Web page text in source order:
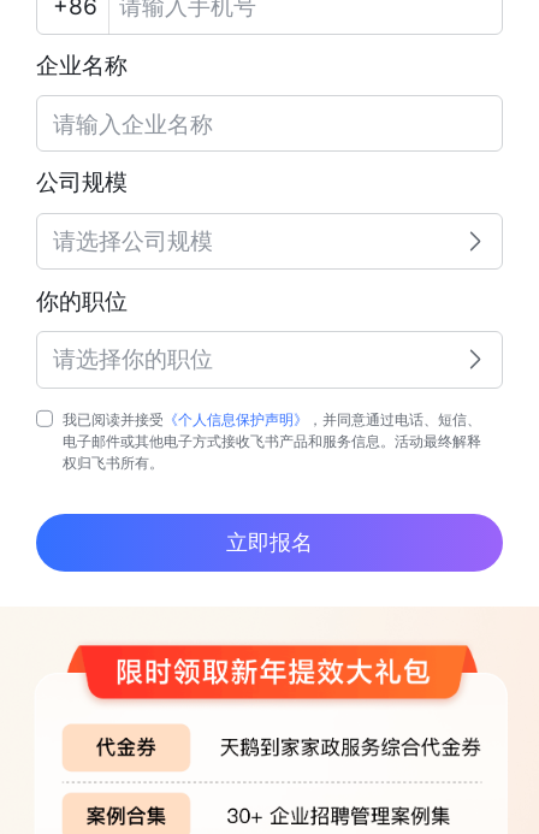
企业名称
公司规模
请选择公司规模
你的职位
请选择你的职位
我已阅读并接受 《个人信息保护声明》
，并同意通过电话、短信、
电子邮件或其他电子方式接收飞书产品和服务信息。活动最终解释
权归飞书所有。
立即报名